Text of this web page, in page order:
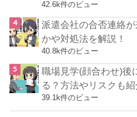
42.6k件のビュー
派遣会社の合否連絡
かや対処法を解説！
40.8k件のビュー
職場見学(顔合わせ)後
る？方法やリスクも紹
39.1k件のビュー